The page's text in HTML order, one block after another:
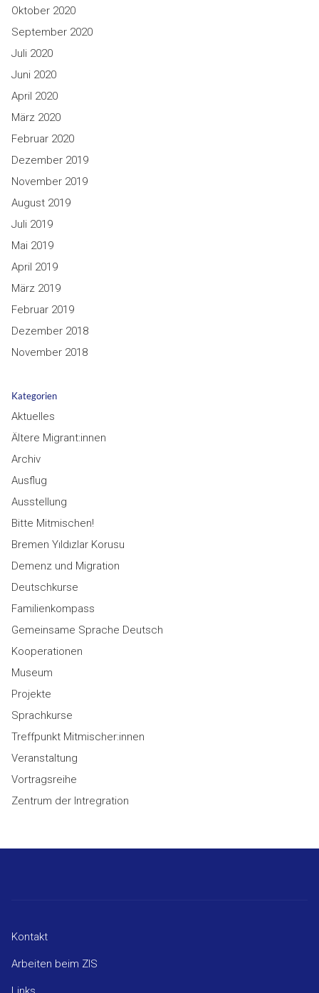
Oktober 2020
September 2020
Juli 2020
Juni 2020
April 2020
März 2020
Februar 2020
Dezember 2019
November 2019
August 2019
Juli 2019
Mai 2019
April 2019
März 2019
Februar 2019
Dezember 2018
November 2018
Kategorien
Aktuelles
Ältere Migrant:innen
Archiv
Ausflug
Ausstellung
Bitte Mitmischen!
Bremen Yıldızlar Korusu
Demenz und Migration
Deutschkurse
Familienkompass
Gemeinsame Sprache Deutsch
Kooperationen
Museum
Projekte
Sprachkurse
Treffpunkt Mitmischer:innen
Veranstaltung
Vortragsreihe
Zentrum der Intregration
Kontakt
Arbeiten beim ZIS